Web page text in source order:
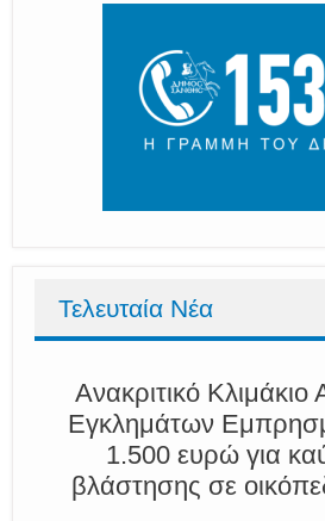
Τελευταία Νέα
Ανακριτικό Κλιμάκιο
Εγκλημάτων
1.500 ευρώ για
βλάστησης σε